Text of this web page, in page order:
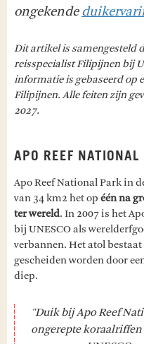
ongekende
Dit artikel is samengesteld
reisspecialist Filipijnen bij
informatie is gebaseerd op
Filipijnen. Alle feiten zijn
2027.
APO REEF NATIONAL
Apo Reef National Park in
van 34 km2 het op één na
ter wereld. In 2007 is het
bij UNESCO als
verbannen. Het atol
gescheiden worden door
diep.
"Duik bij Apo Reef
ongerepte